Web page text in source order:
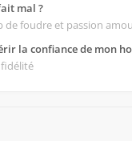
mal ?
de foudre et passion
la confiance de mon